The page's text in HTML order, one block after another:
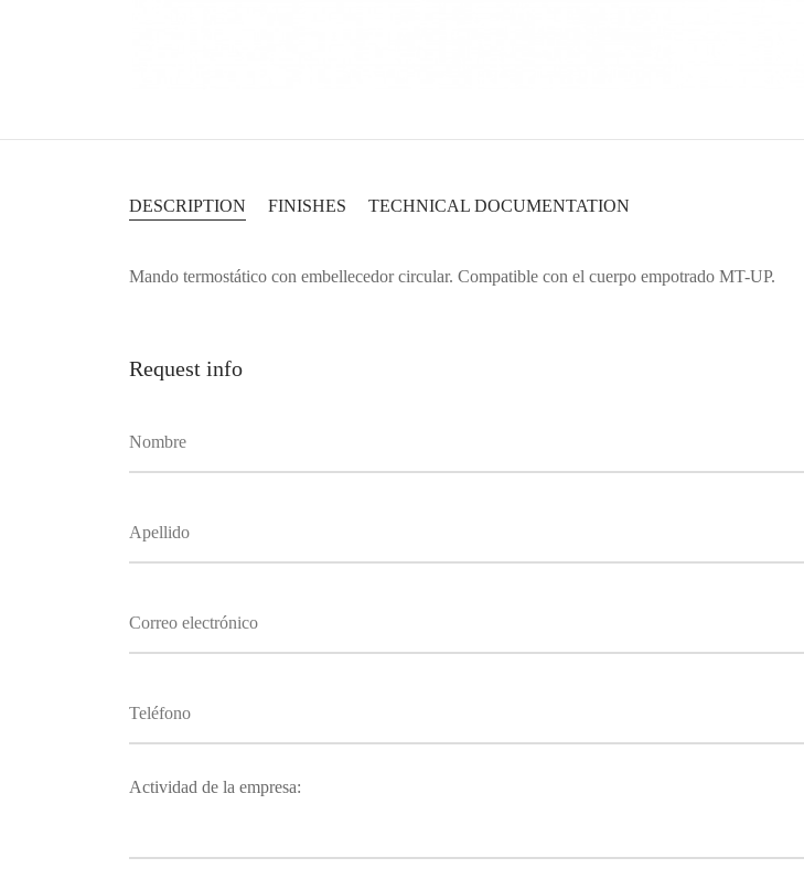
DESCRIPTION FINISHES TECHNICAL DOCUMENTATION
Mando termostático con embellecedor circular. Compatible con el cuerpo empotrado MT-UP.
Request info
Actividad de la empresa: